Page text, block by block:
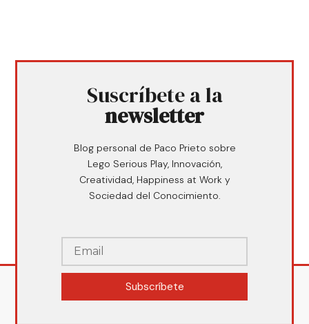
Suscríbete a la
newsletter
Blog personal de Paco Prieto sobre
Lego Serious Play, Innovación,
Creatividad, Happiness at Work y
Sociedad del Conocimiento.
Subscríbete